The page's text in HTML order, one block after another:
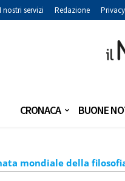
I nostri servizi Redazione
CRONACA BUONE
mondiale della